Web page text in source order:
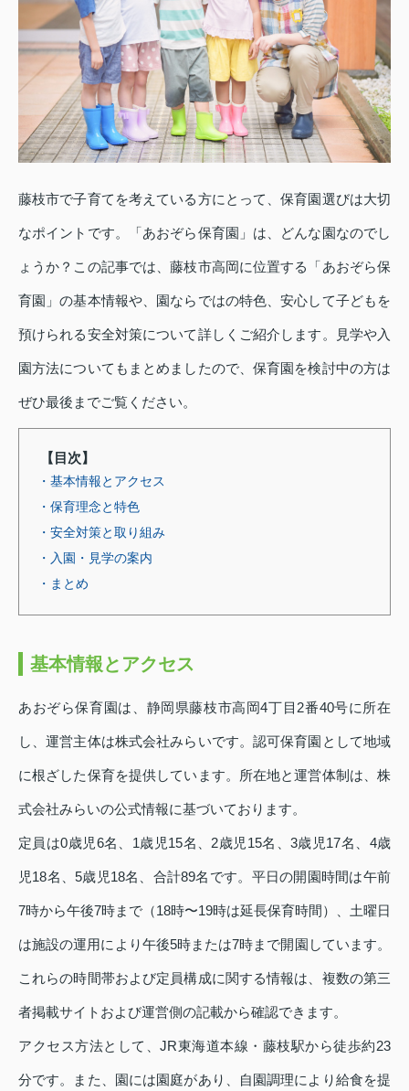
藤枝市で子育てを考えている方にとって、保育園選びは大切
なポイントです。「あおぞら保育園」は、どんな園なのでし
ょうか？この記事では、藤枝市高岡に位置する「あおぞら保
育園」の基本情報や、園ならではの特色、安心して子どもを
預けられる安全対策について詳しくご紹介します。見学や入
園方法についてもまとめましたので、保育園を検討中の方は
ぜひ最後までご覧ください。
【目次】
・基本情報とアクセス
・保育理念と特色
・安全対策と取り組み
・入園・見学の案内
・まとめ
基本情報とアクセス
あおぞら保育園は、静岡県藤枝市高岡4丁目2番40号に所在
し、運営主体は株式会社みらいです。認可保育園として地域
に根ざした保育を提供しています。所在地と運営体制は、株
式会社みらいの公式情報に基づいております。
定員は0歳児6名、1歳児15名、2歳児15名、3歳児17名、4歳
児18名、5歳児18名、合計89名です。平日の開園時間は午前
7時から午後7時まで（18時〜19時は延長保育時間）、土曜日
は施設の運用により午後5時または7時まで開園しています。
これらの時間帯および定員構成に関する情報は、複数の第三
者掲載サイトおよび運営側の記載から確認できます。
アクセス方法として、JR東海道本線・藤枝駅から徒歩約23
分です。また、園には園庭があり、自園調理により給食を提